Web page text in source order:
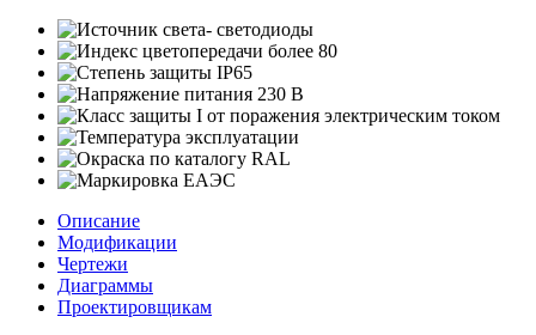
Описание
Модификации
Чертежи
Диаграммы
Проектировщикам